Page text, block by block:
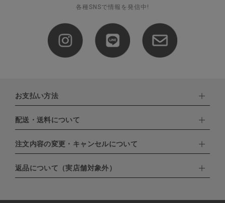
各種SNSで情報を発信中!
お支払い方法
下記お支払い方法よりお選びいただけます。
・クレジットカード（VISA,mastercard,JCB,AMERICAN
EXPRESS,Diners Club）
・PayPay
・NP後払い
配送・送料について
配達業者：日本郵便
北海道：1,400円
沖縄：1,400円
注文内容の変更・キャンセルについて
ご注文日当日から翌日のAM9:00までにご連絡頂いた場合はキャン
セルは可能です。
ンセルしていただいた後、ご希望の商品のみ再度ご注文お願いしま
返品について（実店舗対象外）